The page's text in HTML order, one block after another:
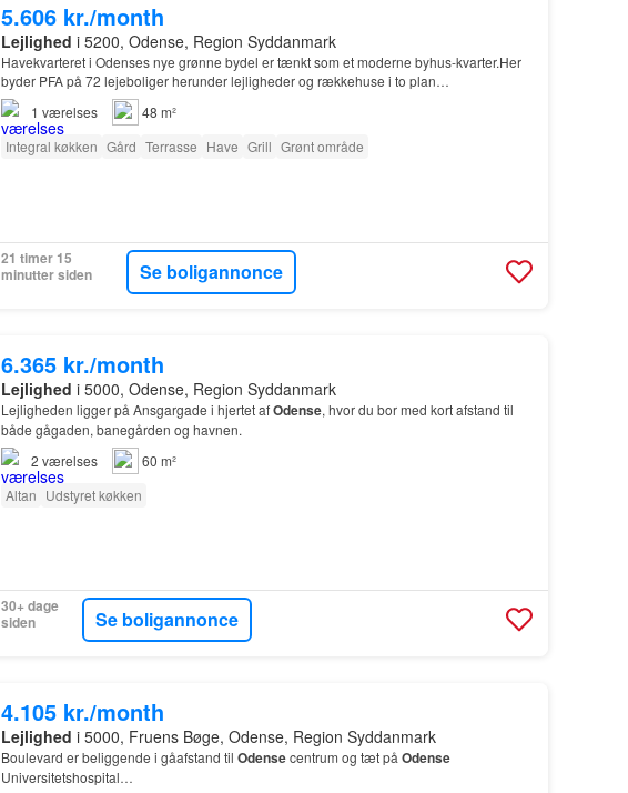
5.606 kr./month
Lejlighed i 5200, Odense, Region Syddanmark
Havekvarteret i Odenses nye grønne bydel er tænkt som et moderne byhus-kvarter.Her
byder PFA på 72 lejeboliger herunder lejligheder og rækkehuse i to plan…
1 værelses
48 m²
Integral køkken Gård Terrasse Have Grill Grønt område
21 timer 15
minutter siden
Se boligannonce
6.365 kr./month
Lejlighed i 5000, Odense, Region Syddanmark
Lejligheden ligger på Ansgargade i hjertet afOdense, hvor du bor med kort afstand til
både gågaden, banegården og havnen.
2 værelses
60 m²
Altan Udstyret køkken
30+ dage
siden
Se boligannonce
4.105 kr./month
Lejlighed i 5000, Fruens Bøge, Odense, Region Syddanmark
Boulevard er beliggende i gåafstand til Odensecentrum og tæt på Odense
Universitetshospital…